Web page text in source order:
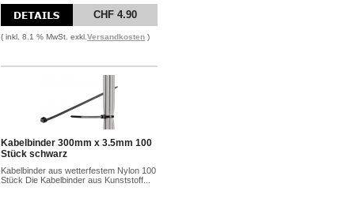
CHF 4.90
( inkl. 8.1 % MwSt. exkl. Versandkosten )
Kabelbinder 300mm x 3.5mm 100
Stück schwarz
Kabelbinder aus wetterfestem Nylon 100
Stück Die Kabelbinder aus Kunststoff...